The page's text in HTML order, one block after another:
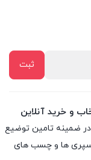
و خرید آنلاین
درخشان در ضمینه تامین توضیع
ها و چسب های